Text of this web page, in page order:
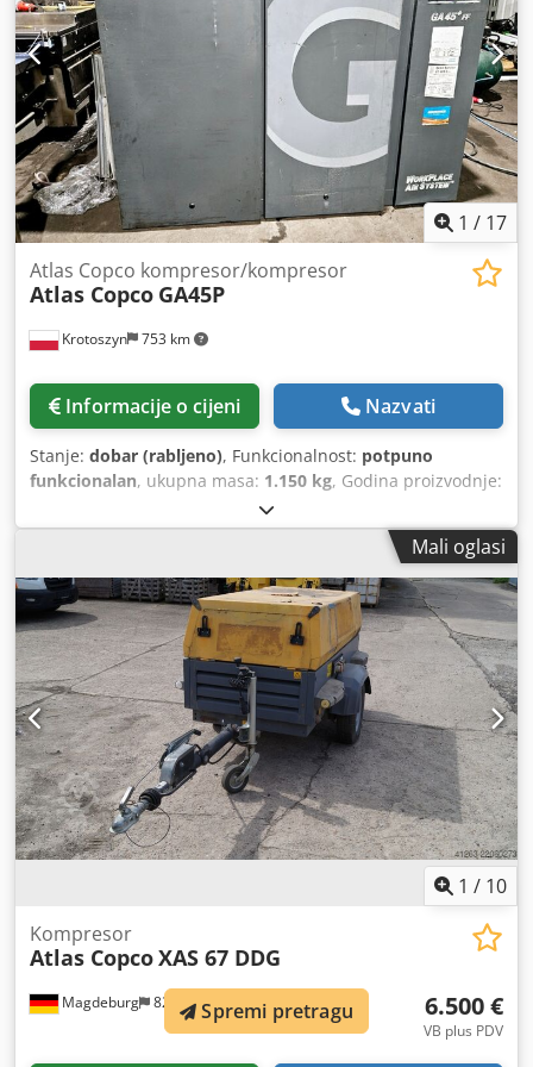
1 / 17
Krotoszyn 753 km
Atlas Copco kompresor/kompresor
Atlas Copco GA45P
Informacije o cijeni Nazvati
Stanje: dobar (rabljeno), Funkcionalnost: potpuno
funkcionalan, ukupna masa: 1.150 kg, Godina proizvodnje:
, Kompresor/kompresor Atlas Copco GA45P
Maksimalni dopušteni radni tlak (MAWP) 7,8 bara/113 psi
Kapacitet 133,7 l/s 183,3 CFM 8,02 m³/min Napon 400V
50Hz Snaga 45kW/60KS 2985 okretaja u minuti Težina 1150
kg Godina proizvodnje 2010 Dcedpfx Aov Ey Tijblsk
Dimenzije 2000x1000x1800mm
Mali oglasi
1 / 10
Magdeburg 828 km
Kompresor
Atlas CopcoXAS 67 DDG
6.500 €
VB plus PDV
Spremi pretragu